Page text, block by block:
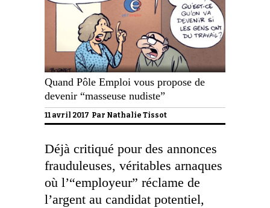
Quand Pôle Emploi vous propose de
devenir “masseuse nudiste”
11 avril 2017 Par Nathalie Tissot
Déjà critiqué pour des annonces
frauduleuses, véritables arnaques
où l’“employeur” réclame de
l’argent au candidat potentiel,